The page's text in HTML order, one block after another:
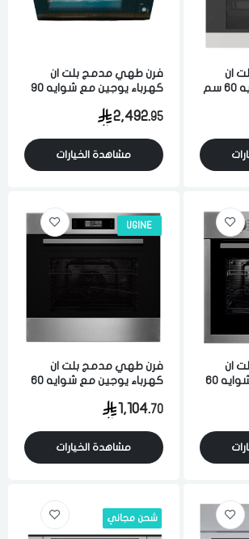
ان
كهرباء ارو مع شوايه 60 سم
ستيل
فرن طهي مدمج بلت ان
كهرباء يوجين مع شوايه 90
رقمي اشعال ذاتي ستيل
2,492.95
مشاهدة الخيارات
ان
كهرباء يوجين مع شوايه 60
UGINE
فرن طهي مدمج بلت ان
كهرباء يوجين مع شوايه 60
رقمي اشعال ذاتي ستيل
1,104.70
مشاهدة الخيارات
شحن مجاني